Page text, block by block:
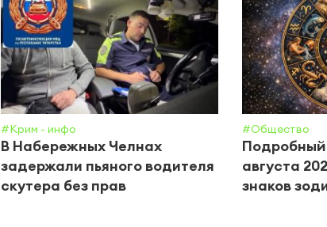
#Крим - инфо
В Набережных Челнах
задержали пьяного водителя
скутера без прав
#Общество
Подробный
августа
знаков